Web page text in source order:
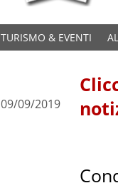
TURISMO & EVENTI
09/09/2019